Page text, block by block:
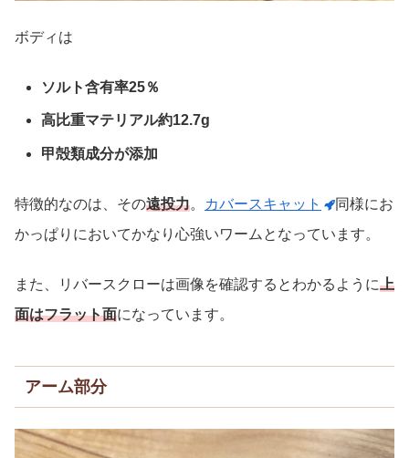
ボディは
ソルト含有率25％
高比重マテリアル約12.7g
甲殻類成分が添加
特徴的なのは、その遠投力。 カバースキャット
同様にお
かっぱりにおいてかなり心強いワームとなっています。
また、リバースクローは画像を確認するとわかるように上
面はフラット面になっています。
アーム部分